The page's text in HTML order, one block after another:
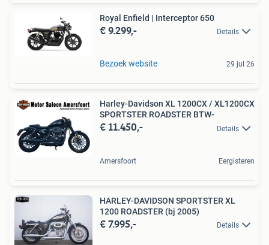
Royal Enfield | Interceptor 650
€ 9.299,- Details
Bezoek website 29 jul 26
Harley-Davidson XL 1200CX / XL1200CX
SPORTSTER ROADSTER BTW-
€ 11.450,- Details
Amersfoort Eergisteren
HARLEY-DAVIDSON SPORTSTER XL
1200 ROADSTER (bj 2005)
€ 7.995,- Details